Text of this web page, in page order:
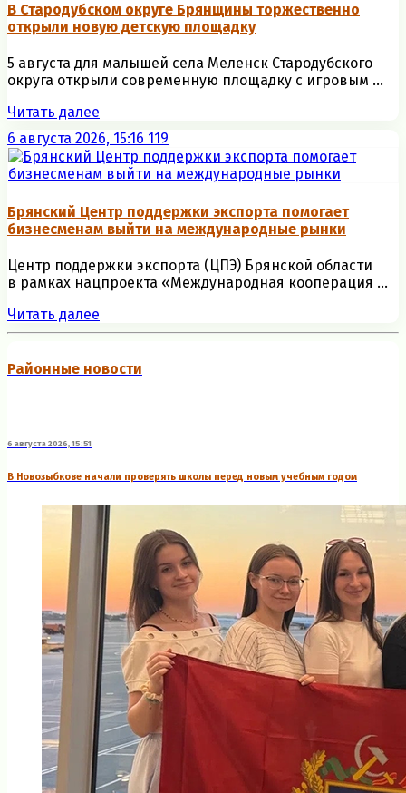
В Стародубском округе Брянщины торжественно
открыли новую детскую площадку
5 августа для малышей села Меленск Стародубского
округа открыли современную площадку с игровым ...
Читать далее
6 августа 2026, 15:16 119
Брянский Центр поддержки экспорта помогает
бизнесменам выйти на международные рынки
Центр поддержки экспорта (ЦПЭ) Брянской области
в рамках нацпроекта «Международная кооперация ...
Читать далее
Районные новости
6 августа 2026, 15:51
В Новозыбкове начали проверять школы перед новым учебным годом